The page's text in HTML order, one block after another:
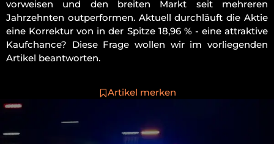
vorweisen und den breiten Markt seit mehreren
Jahrzehnten outperformen. Aktuell durchläuft die Aktie
eine Korrektur von in der Spitze 18,96 % - eine attraktive
Kaufchance? Diese Frage wollen wir im vorliegenden
Artikel beantworten.
Artikel merken